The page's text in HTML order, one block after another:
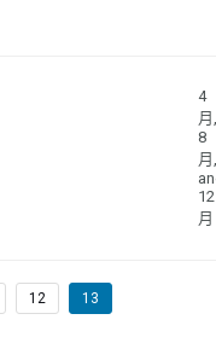
4
月,
8
月,
12
月
12 13